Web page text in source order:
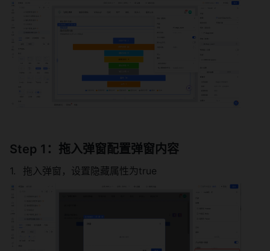
Step 1：拖入弹窗配置弹窗内容
拖入弹窗，设置隐藏属性为true